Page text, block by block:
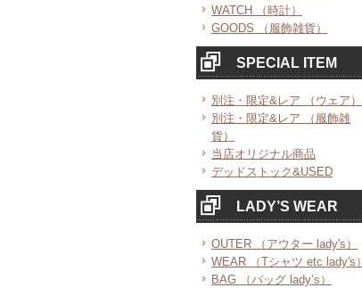
WATCH （時計）
GOODS （服飾雑貨）
SPECIAL ITEM
別注・限定&レア （ウェア）
別注・限定&レア （服飾雑
貨）
当店オリジナル商品
デッドストック&USED
LADY’S WEAR
OUTER （アウター lady's）
WEAR （Tシャツ etc lady's）
BAG （バッグ lady’s）